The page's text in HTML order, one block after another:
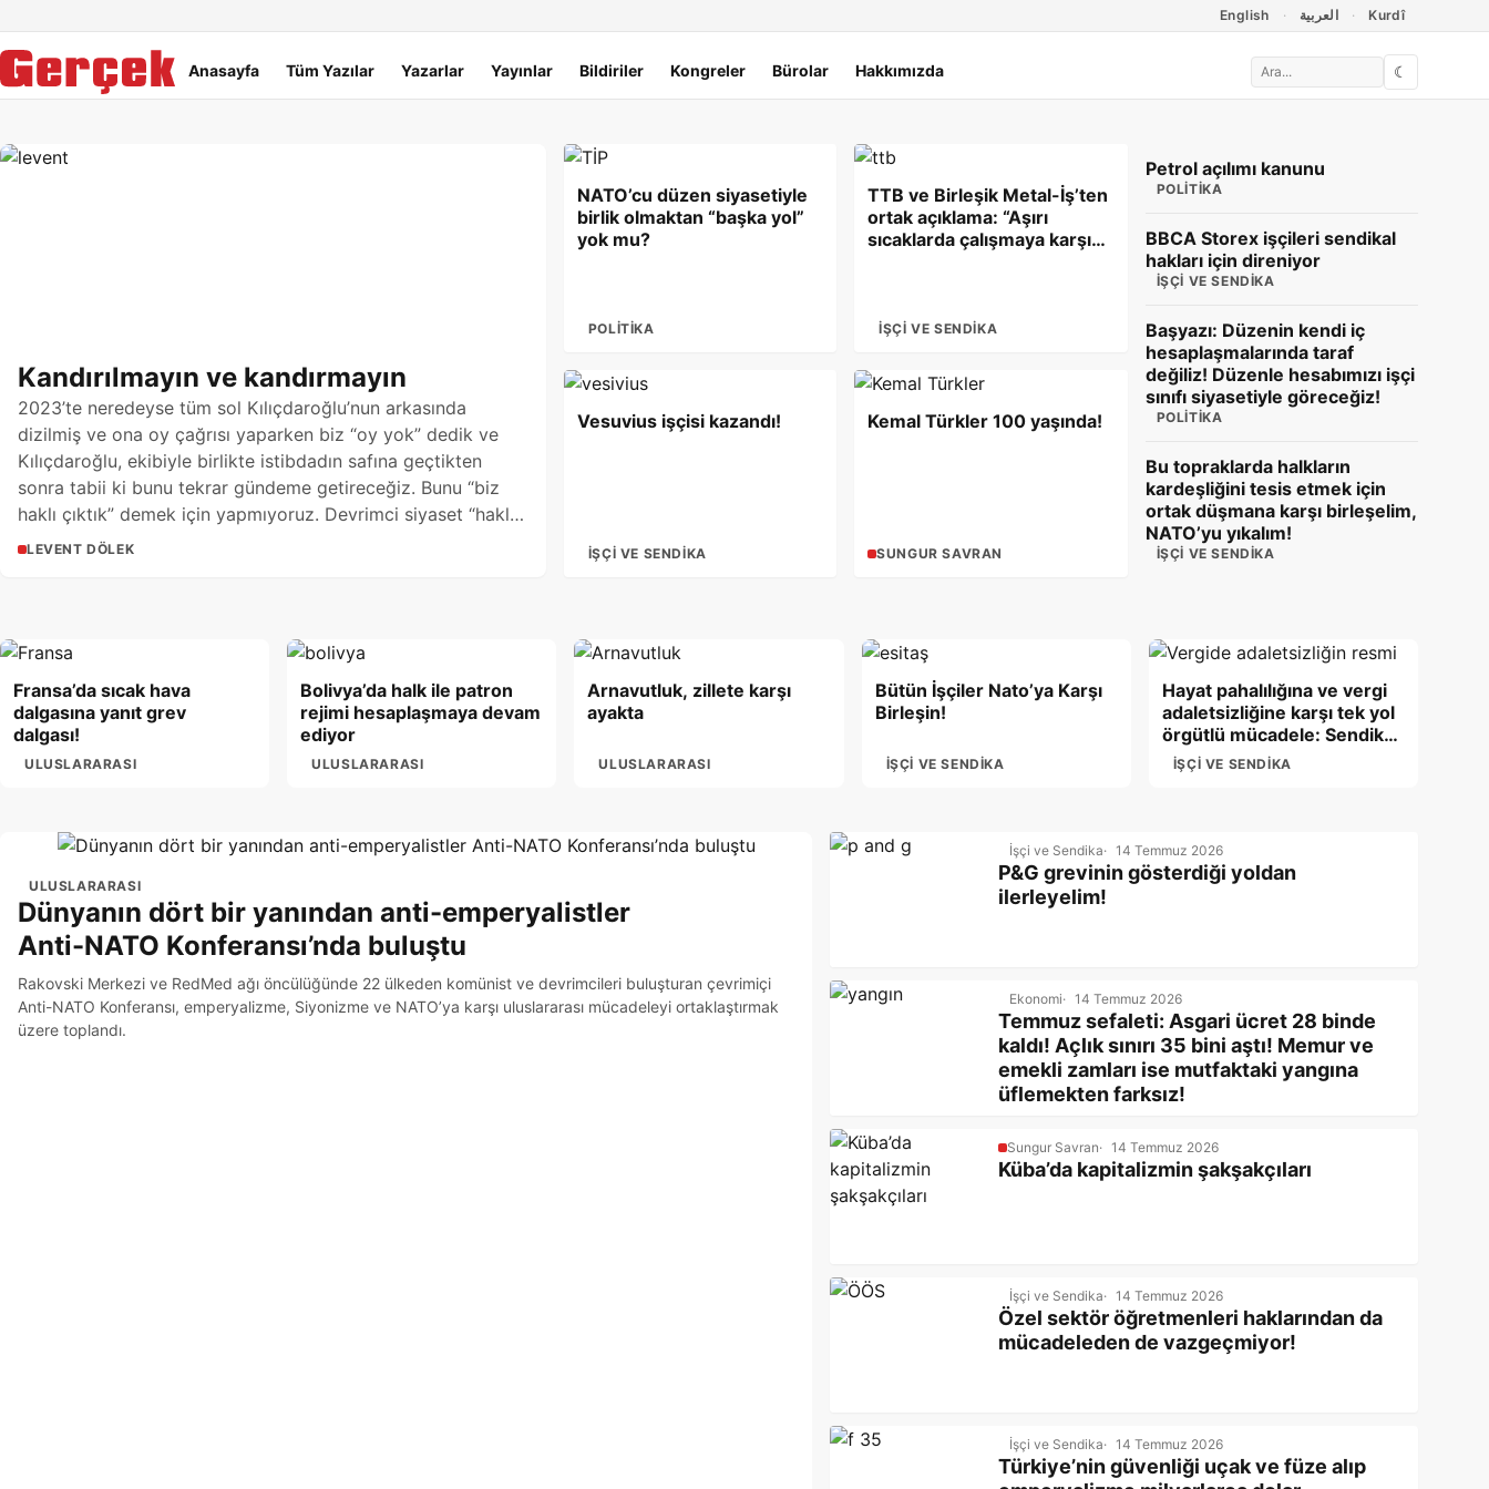
English العربية Kurdî
Ana menü
Anasayfa Tüm Yazılar Yazarlar Yayınlar Bildiriler Kongreler Bürolar Hakkımızda ☾
Gerçek Gazetesi
LEVENT DÖLEK
Kandırılmayın ve kandırmayın
2023’te neredeyse tüm sol Kılıçdaroğlu’nun arkasında
dizilmiş ve ona oy çağrısı yaparken biz “oy yok” dedik ve
Kılıçdaroğlu, ekibiyle birlikte istibdadın safına geçtikten
sonra tabii ki bunu tekrar gündeme getireceğiz. Bunu “biz
haklı çıktık” demek için yapmıyoruz. Devrimci siyaset “haklı
çıkmak” için yapılmaz. Ama kritik siyasi dönemeçlerde doğru
POLITIKA
NATO’cu düzen siyasetiyle
birlik olmaktan “başka yol”
yok mu?
İŞÇI VE SENDIKA
TTB ve Birleşik Metal-İş’ten
ortak açıklama: “Aşırı
sıcaklarda çalışmaya karşı
İŞÇI VE SENDIKA
Vesuvius işçisi kazandı!
SUNGUR SAVRAN
Kemal Türkler 100 yaşında!
POLITIKA
Petrol açılımı kanunu
İŞÇI VE SENDIKA
BBCA Storex işçileri sendikal
hakları için direniyor
POLITIKA
Başyazı: Düzenin kendi iç
hesaplaşmalarında taraf
değiliz! Düzenle hesabımızı işçi
sınıfı siyasetiyle göreceğiz!
İŞÇI VE SENDIKA
Bu topraklarda halkların
kardeşliğini tesis etmek için
ortak düşmana karşı birleşelim,
NATO’yu yıkalım!
Fransa’da sıcak hava
dalgasına yanıt grev
dalgası!
ULUSLARARASI
Bolivya’da halk ile patron
rejimi hesaplaşmaya devam
ediyor
ULUSLARARASI
Arnavutluk, zillete karşı
ayakta
ULUSLARARASI
Bütün İşçiler Nato’ya Karşı
Birleşin!
İŞÇI VE SENDIKA
Hayat pahalılığına ve vergi
adaletsizliğine karşı tek yol
örgütlü mücadele: Sendikalı
ol! Mücadele et! Hak
verilmez alınır!
İŞÇI VE SENDIKA
ULUSLARARASI
Dünyanın dört bir yanından anti-emperyalistler
Anti-NATO Konferansı’nda buluştu
Rakovski Merkezi ve RedMed ağı öncülüğünde 22 ülkeden komünist ve devrimcileri buluşturan çevrimiçi
Anti-NATO Konferansı, emperyalizme, Siyonizme ve NATO’ya karşı uluslararası mücadeleyi ortaklaştırmak
üzere toplandı.
P&G grevinin gösterdiği yoldan
ilerleyelim!
İşçi ve Sendika 14 Temmuz 2026
Temmuz sefaleti: Asgari ücret 28 binde
kaldı! Açlık sınırı 35 bini aştı! Memur ve
emekli zamları ise mutfaktaki yangına
üflemekten farksız!
Ekonomi 14 Temmuz 2026
Küba’da kapitalizmin şakşakçıları
Sungur Savran 14 Temmuz 2026
Özel sektör öğretmenleri haklarından da
mücadeleden de vazgeçmiyor!
İşçi ve Sendika 14 Temmuz 2026
Türkiye’nin güvenliği uçak ve füze alıp
İşçi ve Sendika 14 Temmuz 2026